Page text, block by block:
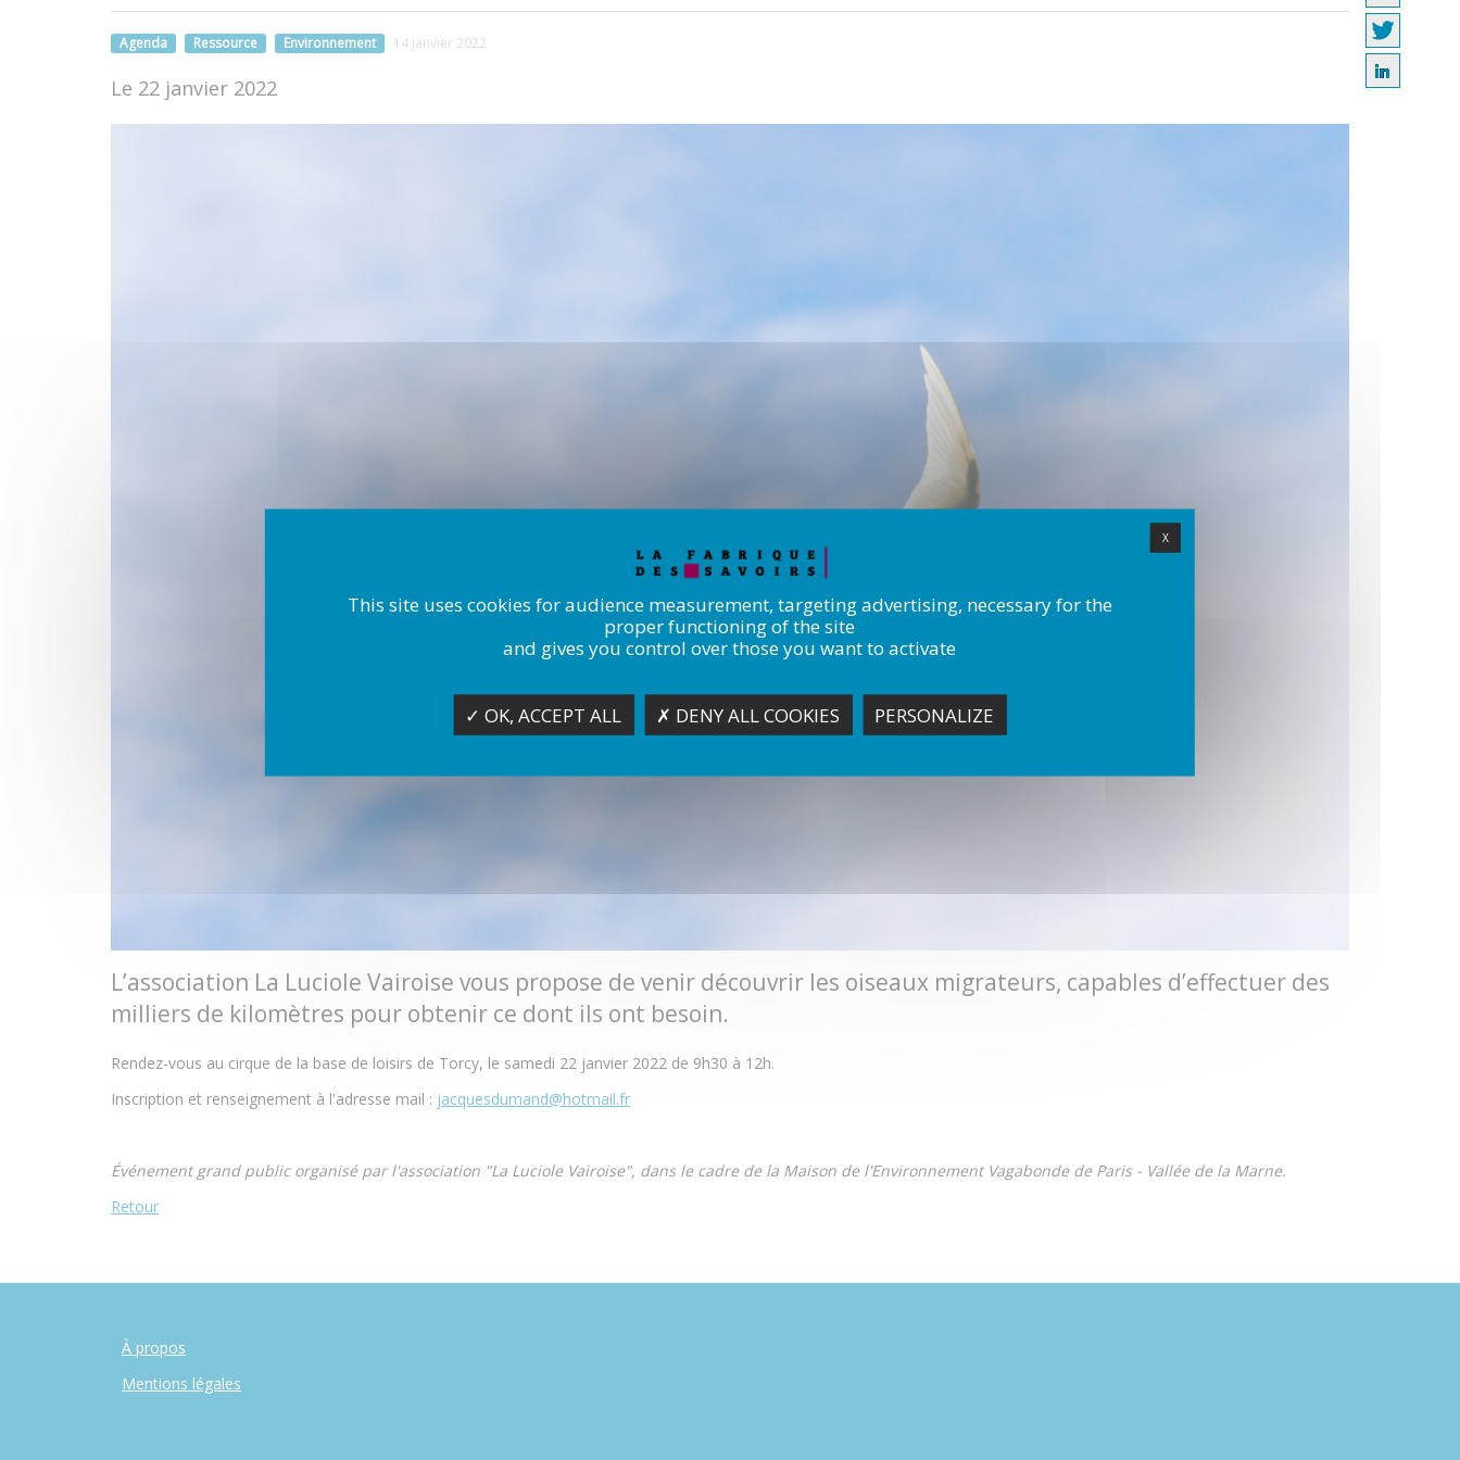
Agenda Ressource Environnement 14 janvier 2022
Le 22 janvier 2022
L’association La Luciole Vairoise vous propose de venir découvrir les oiseaux migrateurs, capables d’effectuer des
milliers de kilomètres pour obtenir ce dont ils ont besoin.
Rendez-vous au cirque de la base de loisirs de Torcy, le samedi 22 janvier 2022 de 9h30 à 12h.
Inscription et renseignement à l'adresse mail : jacquesdumand@hotmail.fr
Événement grand public organisé par l'association "La Luciole Vairoise", dans le cadre de la Maison de l'Environnement Vagabonde de Paris - Vallée de la Marne.
Retour
À propos
Mentions légales
X
This site uses cookies for audience measurement, targeting advertising, necessary for the
proper functioning of the site
and gives you control over those you want to activate
✓ OK, ACCEPT ALL ✗ DENY ALL COOKIES PERSONALIZE